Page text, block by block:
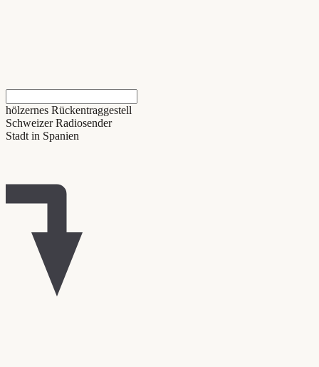
hölzernes Rückentraggestell
Schweizer Radiosender
Stadt in Spanien